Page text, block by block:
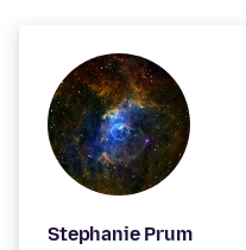
Stephanie Prum